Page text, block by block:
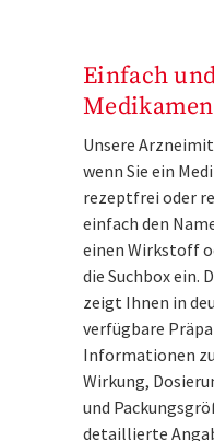
Einfach
Unsere
wenn Sie ein
rezeptfrei oder
einfach den
einen Wirkstoff
die Suchbox ein.
zeigt Ihnen in
verfügbare
Informationen
Wirkung,
und
detaillierte